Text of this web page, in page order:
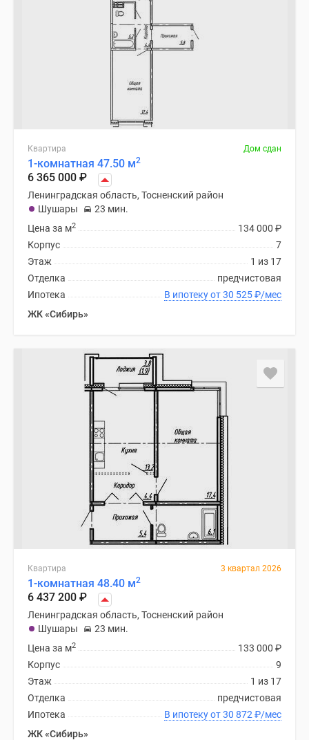
Квартира Дом сдан
1-комнатная 47.50 м2
6 365 000 ₽
Ленинградская область, Тосненский район
Шушары
23 мин.
134 000 ₽
Цена за м2
7
Корпус
1 из 17
Этаж
предчистовая
Отделка
В ипотеку от 30 525₽/мес
Ипотека
ЖК «Сибирь»
Квартира 3 квартал 2026
1-комнатная 48.40 м2
6 437 200 ₽
Ленинградская область, Тосненский район
Шушары
23 мин.
133 000 ₽
Цена за м2
9
Корпус
1 из 17
Этаж
предчистовая
Отделка
В ипотеку от 30 872 ₽/мес
Ипотека
ЖК «Сибирь»